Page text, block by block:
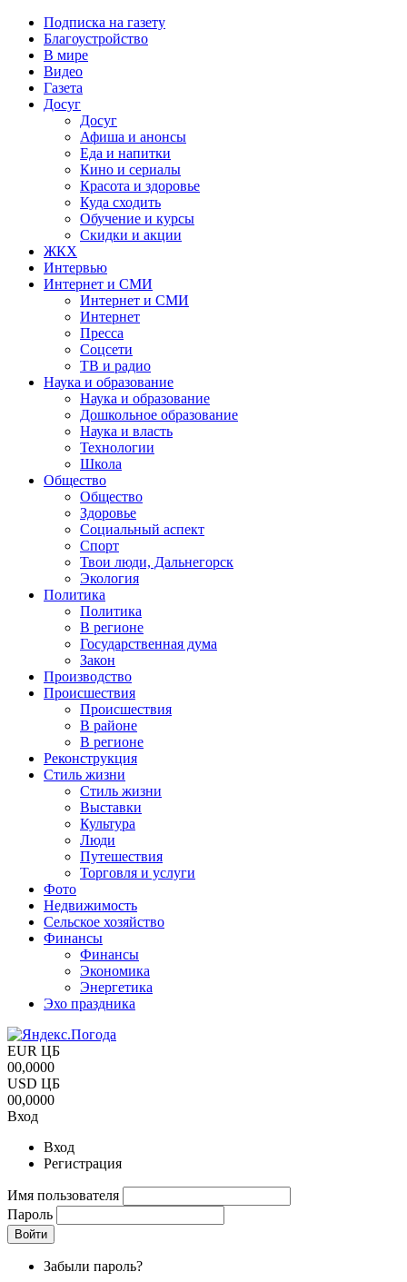
Подписка на газету
Благоустройство
В мире
Видео
Газета
Досуг
Досуг
Афиша и анонсы
Еда и напитки
Кино и сериалы
Красота и здоровье
Куда сходить
Обучение и курсы
Скидки и акции
ЖКХ
Интервью
Интернет и СМИ
Интернет и СМИ
Интернет
Пресса
Соцсети
ТВ и радио
Наука и образование
Наука и образование
Дошкольное образование
Наука и власть
Технологии
Школа
Общество
Общество
Здоровье
Социальный аспект
Спорт
Твои люди, Дальнегорск
Экология
Политика
Политика
В регионе
Государственная дума
Закон
Производство
Происшествия
Происшествия
В районе
В регионе
Реконструкция
Стиль жизни
Стиль жизни
Выставки
Культура
Люди
Путешествия
Торговля и услуги
Фото
Недвижимость
Сельское хозяйство
Финансы
Финансы
Экономика
Энергетика
Эхо праздника
EUR ЦБ
00,0000
USD ЦБ
00,0000
Вход
Вход
Регистрация
Имя пользователя
Пароль
Забыли пароль?